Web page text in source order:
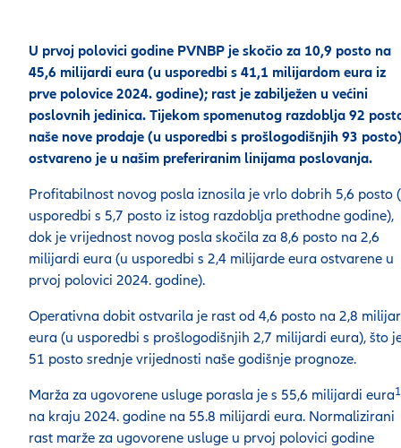
U prvoj polovici godine PVNBP je skočio za 10,9 posto na
45,6 milijardi eura (u usporedbi s 41,1 milijardom eura iz
prve polovice 2024. godine); rast je zabilježen u većini
poslovnih jedinica. Tijekom spomenutog razdoblja 92
naše nove prodaje (u usporedbi s prošlogodišnjih 93
ostvareno je u našim preferiranim linijama poslovanja.
Profitabilnost novog posla iznosila je vrlo dobrih 5,6 posto
usporedbi s 5,7 posto iz istog razdoblja prethodne godine),
dok je vrijednost novog posla skočila za 8,6 posto na 2,6
milijardi eura (u usporedbi s 2,4 milijarde eura ostvarene u
prvoj polovici 2024. godine).
Operativna dobit ostvarila je rast od 4,6 posto na 2,8
eura (u usporedbi s prošlogodišnjih 2,7 milijardi eura), što
51 posto srednje vrijednosti naše godišnje prognoze.
Marža za ugovorene usluge porasla je s 55,6 milijardi eura
na kraju 2024. godine na 55.8 milijardi eura. Normalizirani
rast marže za ugovorene usluge u prvoj polovici godine